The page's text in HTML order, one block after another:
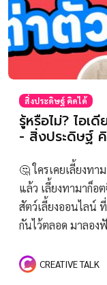
สิ่งประดิษฐ์ คิดได้
รู้หรือไม่? ไอเ
- สิ่งประดิษฐ์
🤔 ใครเคยเลี้ยงทา
แล้ว เลี้ยงทามาก็อ
สัตว์เลี้ยงออนไลน์
กันไว้ตลอด มาลอง
CREATIVE TALK